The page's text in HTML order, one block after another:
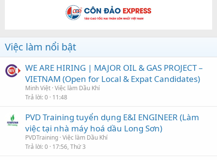
Việc làm nổi bật
WE ARE HIRING | MAJOR OIL & GAS PROJECT –
VIETNAM (Open for Local & Expat Candidates)
Minh Việt Việc làm Dầu Khí
Trả lời 0 11:48
PVD Training tuyển dụng E&I ENGINEER (Làm
việc tại nhà máy hoá dầu Long Sơn)
PVDTraining Việc làm Dầu Khí
Trả lời 0 17:56, Thứ 3